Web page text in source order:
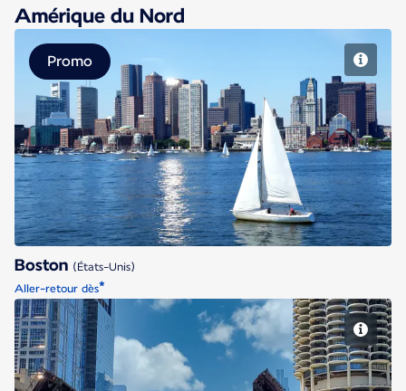
Amérique du Nord
Boston
Promo
Boston (États-Unis)
Aller-retour dès*